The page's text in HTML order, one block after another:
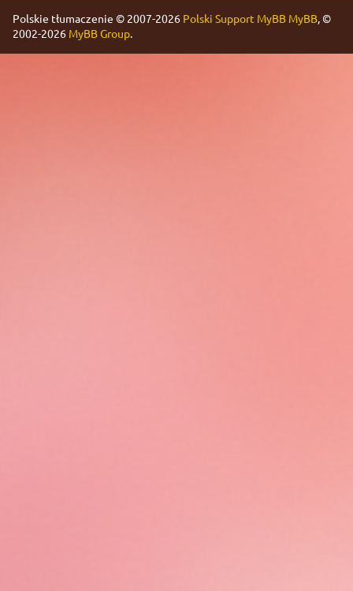
Polskie tłumaczenie © 2007-2026 Polski Support MyBB MyBB, ©
2002-2026 MyBB Group.